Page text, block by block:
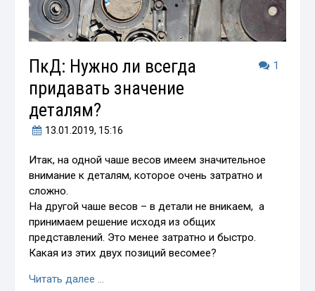
1
ПкД: Нужно ли всегда
придавать значение
деталям?
13.01.2019, 15:16
Итак, на одной чаше весов имеем значительное
внимание к деталям, которое очень затратно и
сложно.
На другой чаше весов – в детали не вникаем, а
принимаем решение исходя из общих
представлений. Это менее затратно и быстро.
Какая из этих двух позиций весомее?
Читать далее …